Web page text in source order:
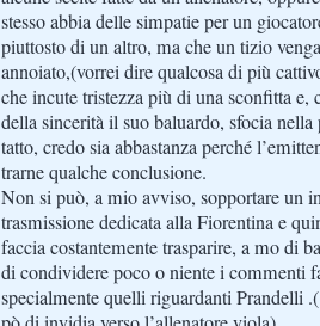
stesso abbia delle simpatie per un
piuttosto di un altro, ma che un tizio
annoiato,(vorrei dire qualcosa di più
che incute tristezza più di una sconfitta e,
della sincerità il suo baluardo, sfocia
tatto, credo sia abbastanza perché
trarne qualche conclusione.
Non si può, a mio avviso, sopportare un
trasmissione dedicata alla Fiorentina e
faccia costantemente trasparire, a mo di
di condividere poco o niente i commenti
specialmente quelli riguardanti Prandelli